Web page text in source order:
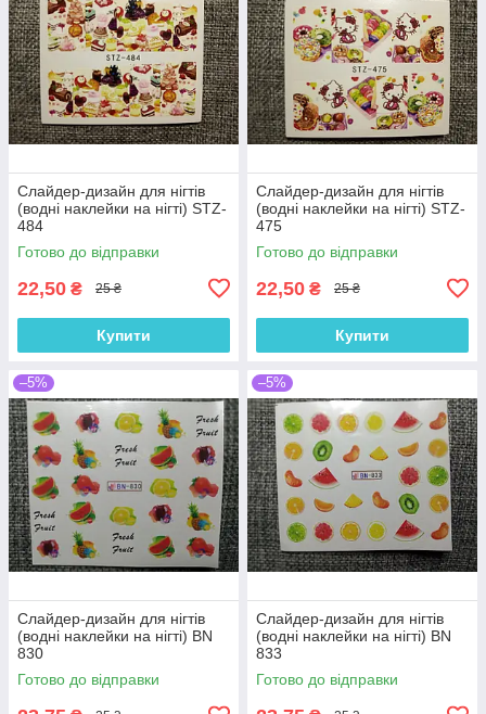
Слайдер-дизайн для нігтів
(водні наклейки на нігті) STZ-
484
Готово до відправки
22,50 ₴ 25 ₴
Купити
Слайдер-дизайн для нігтів
(водні наклейки на нігті) STZ-
475
Готово до відправки
22,50 ₴ 25 ₴
Купити
–5%
Слайдер-дизайн для нігтів
(водні наклейки на нігті) BN
830
Готово до відправки
–5%
Слайдер-дизайн для нігтів
(водні наклейки на нігті) BN
833
Готово до відправки